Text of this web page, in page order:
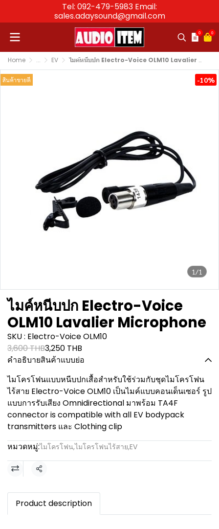
Tel: 092-479-5983 Email:
sales.adaysound@gmail.com
0 0
Home ... EV ไมค์หนีบปก Electro-Voice OLM10 Lavalier Microphone
1/1
สินค้าขายดี -10%
ไมค์หนีบปก Electro-Voice
OLM10 Lavalier Microphone
SKU : Electro-Voice OLM10
3,600 THB3,250 THB
คำอธิบายสินค้าแบบย่อ
ไมโครโฟนแบบหนีบปกเสื้อสำหรับใช้ร่วมกับชุดไมโครโฟน
ไร้สาย Electro-Voice OLM10 เป็นไมค์แบบคอนเด็นเซอร์ รูป
แบบการรับเสียง Omnidirectional มาพร้อม TA4F
connector is compatible with all EV bodypack
transmitters และ Clothing clip
หมวดหมู่:ไมโครโฟน,ไมโครโฟนไร้สาย,EV
แชร์
Product description